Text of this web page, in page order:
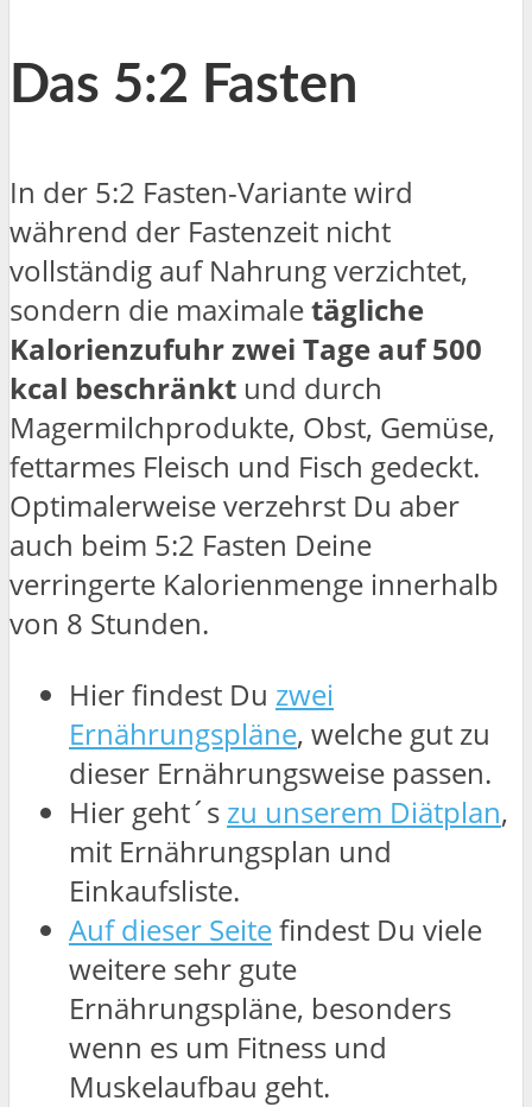
Das 5:2 Fasten
In der 5:2 Fasten-Variante wird
während der Fastenzeit nicht
vollständig auf Nahrung verzichtet,
sondern die maximaletägliche
Kalorienzufuhr zwei Tage auf 500
kcal beschränkt und durch
Magermilchprodukte, Obst, Gemüse,
fettarmes Fleisch und Fisch gedeckt.
Optimalerweise verzehrst Du aber
auch beim 5:2 Fasten Deine
verringerte Kalorienmenge innerhalb
von 8 Stunden.
Hier findest Du zwei
Ernährungspläne, welche gut zu
dieser Ernährungsweise passen.
Hier geht´s zu unserem Diätplan,
mit Ernährungsplan und
Einkaufsliste.
Auf dieser Seitefindest Du viele
weitere sehr gute
Ernährungspläne, besonders
wenn es um Fitness und
Muskelaufbau geht.